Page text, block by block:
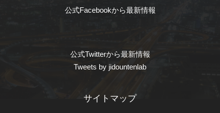
公式Facebookから最新情報
公式Twitterから最新情報
Tweets by jidountenlab
サイトマップ